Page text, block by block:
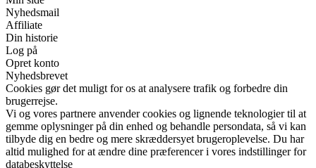
Nyhedsmail
Affiliate
Din historie
Log på
Opret konto
Nyhedsbrevet
Cookies gør det muligt for os at analysere trafik og forbedre din
brugerrejse.
Vi og vores partnere anvender cookies og lignende teknologier til at
gemme oplysninger på din enhed og behandle persondata, så vi kan
tilbyde dig en bedre og mere skræddersyet brugeroplevelse. Du har
altid mulighed for at ændre dine præferencer i vores indstillinger for
databeskyttelse